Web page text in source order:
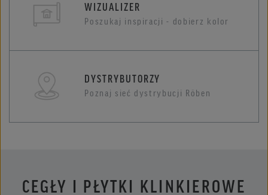
WIZUALIZER
Poszukaj inspiracji - dobierz kolor
DYSTRYBUTORZY
Poznaj sieć dystrybucji Röben
CEGŁY I PŁYTKI KLINKIEROWE